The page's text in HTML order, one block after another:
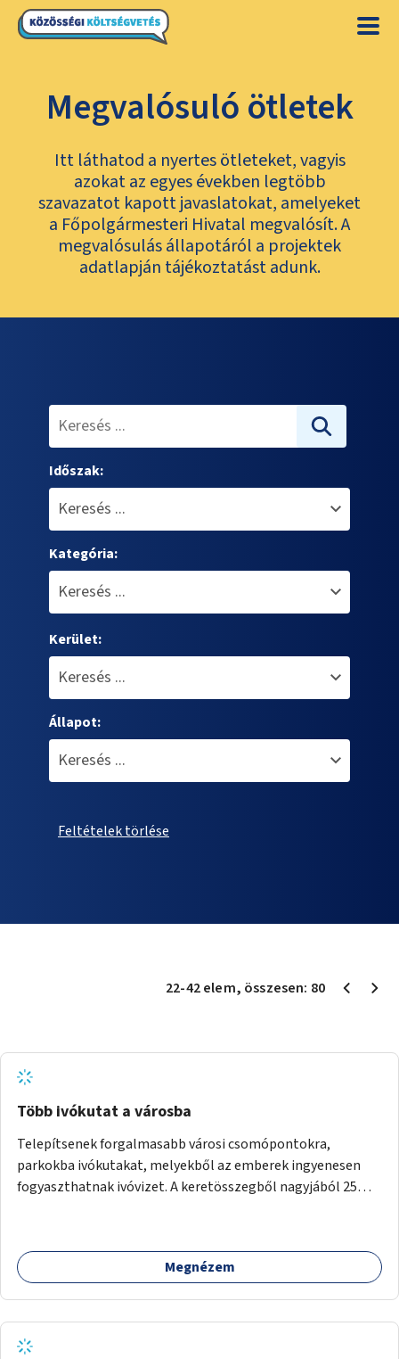
Megvalósuló ötletek
Itt láthatod a nyertes ötleteket, vagyis
azokat az egyes években legtöbb
szavazatot kapott javaslatokat, amelyeket
a Főpolgármesteri Hivatal megvalósít. A
megvalósulás állapotáról a projektek
adatlapján tájékoztatást adunk.
Időszak:
Kategória:
Kerület:
Állapot:
Feltételek törlése
22-42elem, összesen: 80
Több ivókutat a városba
Telepítsenek forgalmasabb városi csomópontokra,
parkokba ivókutakat, melyekből az emberek ingyenesen
fogyaszthatnak ivóvizet. A keretösszegből nagyjából 25
Megnézem